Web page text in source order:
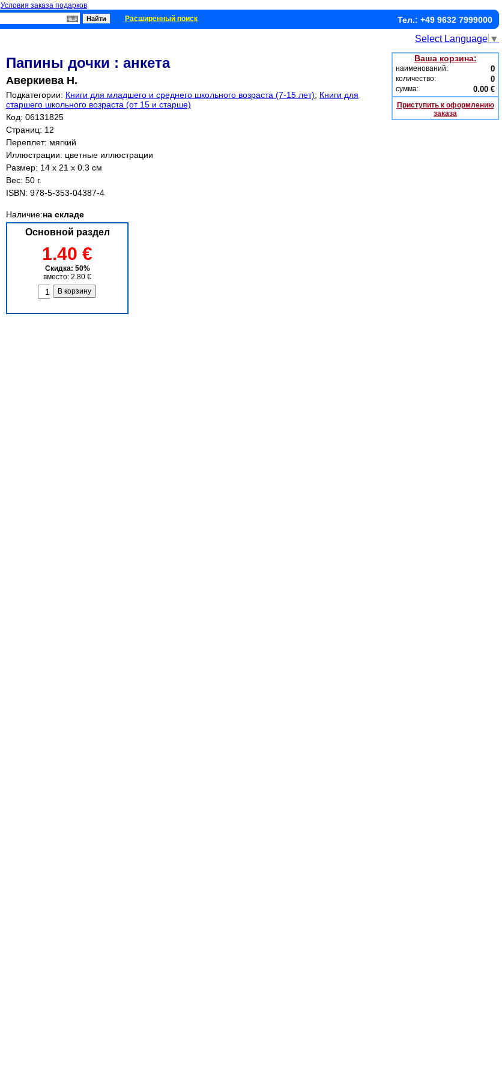
Условия заказа подарков
Расширенный поиск Тел.: +49 9632 7999000
Select Language ▼
Папины дочки : анкета
Аверкиева Н.
Подкатегории: Книги для младшего и среднего школьного возраста (7-15 лет); Книги для
старшего школьного возраста (от 15 и старше)
Код: 06131825
Страниц: 12
Переплет: мягкий
Иллюстрации: цветные иллюстрации
Размер: 14 x 21 x 0.3 см
Вес: 50 г.
ISBN: 978-5-353-04387-4
Наличие:на складе
Основной раздел
1.40 €
Скидка: 50%
вместо: 2.80 €
Ваша корзина:
наименований: 0
количество: 0
сумма: 0.00 €
Приступить к оформлению
заказа